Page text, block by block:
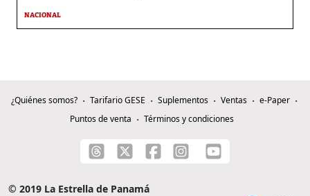
NACIONAL
¿Quiénes somos? Tarifario GESE Suplementos Ventas
e-Paper
Puntos de venta
Términos y condiciones
© 2019 La Estrella de Panamá